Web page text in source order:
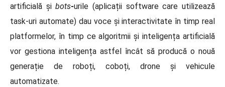
artificială șibots-urile (aplicații software care utilizează
task-uri automate) dau voce și interactivitate în timp real
platformelor, în timp ce algoritmii și inteligența artificială
vor gestiona inteligența astfel încât să producă o nouă
generație de roboți, coboți, drone și vehicule
automatizate.